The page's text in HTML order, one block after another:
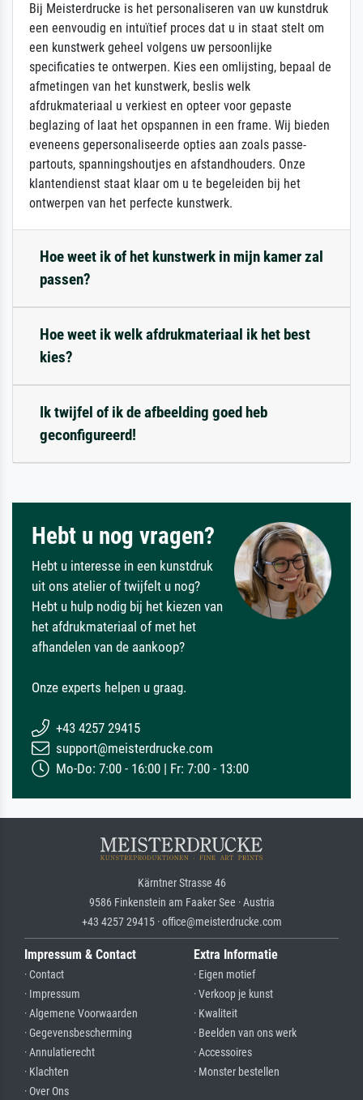
Bij Meisterdrucke is het personaliseren van uw kunstdruk
een eenvoudig en intuïtief proces dat u in staat stelt om
een kunstwerk geheel volgens uw persoonlijke
specificaties te ontwerpen. Kies een omlijsting, bepaal de
afmetingen van het kunstwerk, beslis welk
afdrukmateriaal u verkiest en opteer voor gepaste
beglazing of laat het opspannen in een frame. Wij bieden
eveneens gepersonaliseerde opties aan zoals passe-
partouts, spanningshoutjes en afstandhouders. Onze
klantendienst staat klaar om u te begeleiden bij het
ontwerpen van het perfecte kunstwerk.
Hoe weet ik of het kunstwerk in mijn kamer zal
passen?
Hoe weet ik welk afdrukmateriaal ik het best
kies?
Ik twijfel of ik de afbeelding goed heb
geconfigureerd!
Hebt u nog vragen?
Hebt u interesse in een kunstdruk
uit ons atelier of twijfelt u nog?
Hebt u hulp nodig bij het kiezen van
het afdrukmateriaal of met het
afhandelen van de aankoop?
Onze experts helpen u graag.
+43 4257 29415
support@meisterdrucke.com
Mo-Do: 7:00 - 16:00 | Fr: 7:00 - 13:00
Kärntner Strasse 46
9586 Finkenstein am Faaker See · Austria
+43 4257 29415 · office@meisterdrucke.com
Impressum & Contact
· Contact
· Impressum
· Algemene Voorwaarden
· Gegevensbescherming
· Annulatierecht
· Klachten
· Over Ons
Extra Informatie
· Eigen motief
· Verkoop je kunst
· Kwaliteit
· Beelden van ons werk
· Accessoires
· Monster bestellen